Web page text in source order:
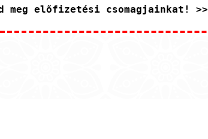
meg előfizetési csomagjainkat! >>